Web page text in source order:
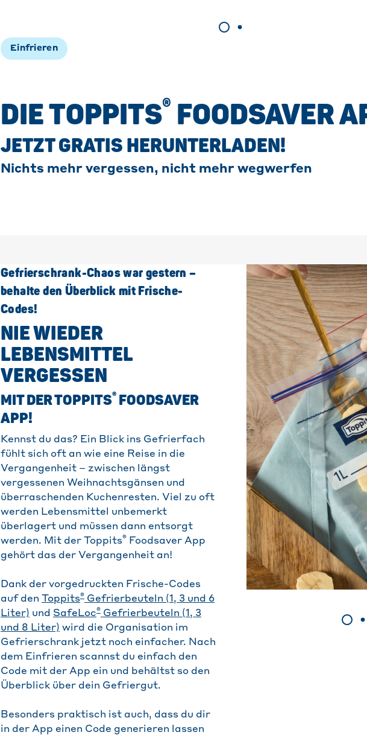
Einfrieren
DIE TOPPITS® FOODSAVER
JETZT GRATIS HERUNTERLADEN!
Nichts mehr vergessen, nicht mehr wegwerfen
Gefrierschrank-Chaos war gestern –
behalte den Überblick mit Frische-
Codes!
NIE WIEDER
LEBENSMITTEL
VERGESSEN
MIT DER TOPPITS® FOODSAVER
APP!
Kennst du das? Ein Blick ins Gefrierfach
fühlt sich oft an wie eine Reise in die
Vergangenheit – zwischen längst
vergessenen Weihnachtsgänsen und
überraschenden Kuchenresten. Viel zu oft
werden Lebensmittel unbemerkt
überlagert und müssen dann entsorgt
werden. Mit der Toppits® Foodsaver App
gehört das der Vergangenheit an!
Dank der vorgedruckten Frische-Codes
auf den
Toppits® Gefrierbeuteln (1, 3 und 6
Liter) und SafeLoc® Gefrierbeuteln (1, 3
und 8 Liter) wird die Organisation im
Gefrierschrank jetzt noch einfacher. Nach
dem Einfrieren scannst du einfach den
Code mit der App ein und behältst so den
Überblick über dein Gefriergut.
Besonders praktisch ist auch, dass du dir
in der App einen Code generieren lassen